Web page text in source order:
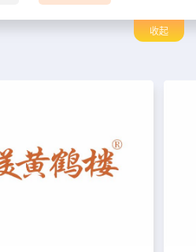
收起